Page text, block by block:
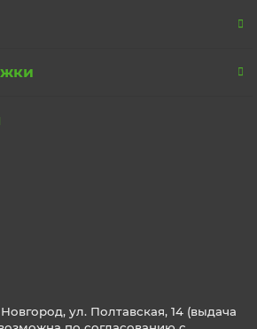
ул. Полтавская, 14 (выдача